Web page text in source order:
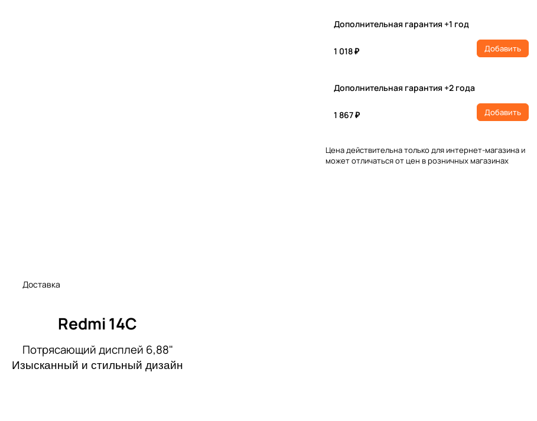
Дополнительная гарантия +1 год
1 018 ₽ Добавить
Дополнительная гарантия +2 года
1 867 ₽ Добавить
Цена действительна только для интернет-магазина и
может отличаться от цен в розничных магазинах
Доставка
Redmi 14C
Потрясающий дисплей 6,88"
Изысканный и стильный дизайн